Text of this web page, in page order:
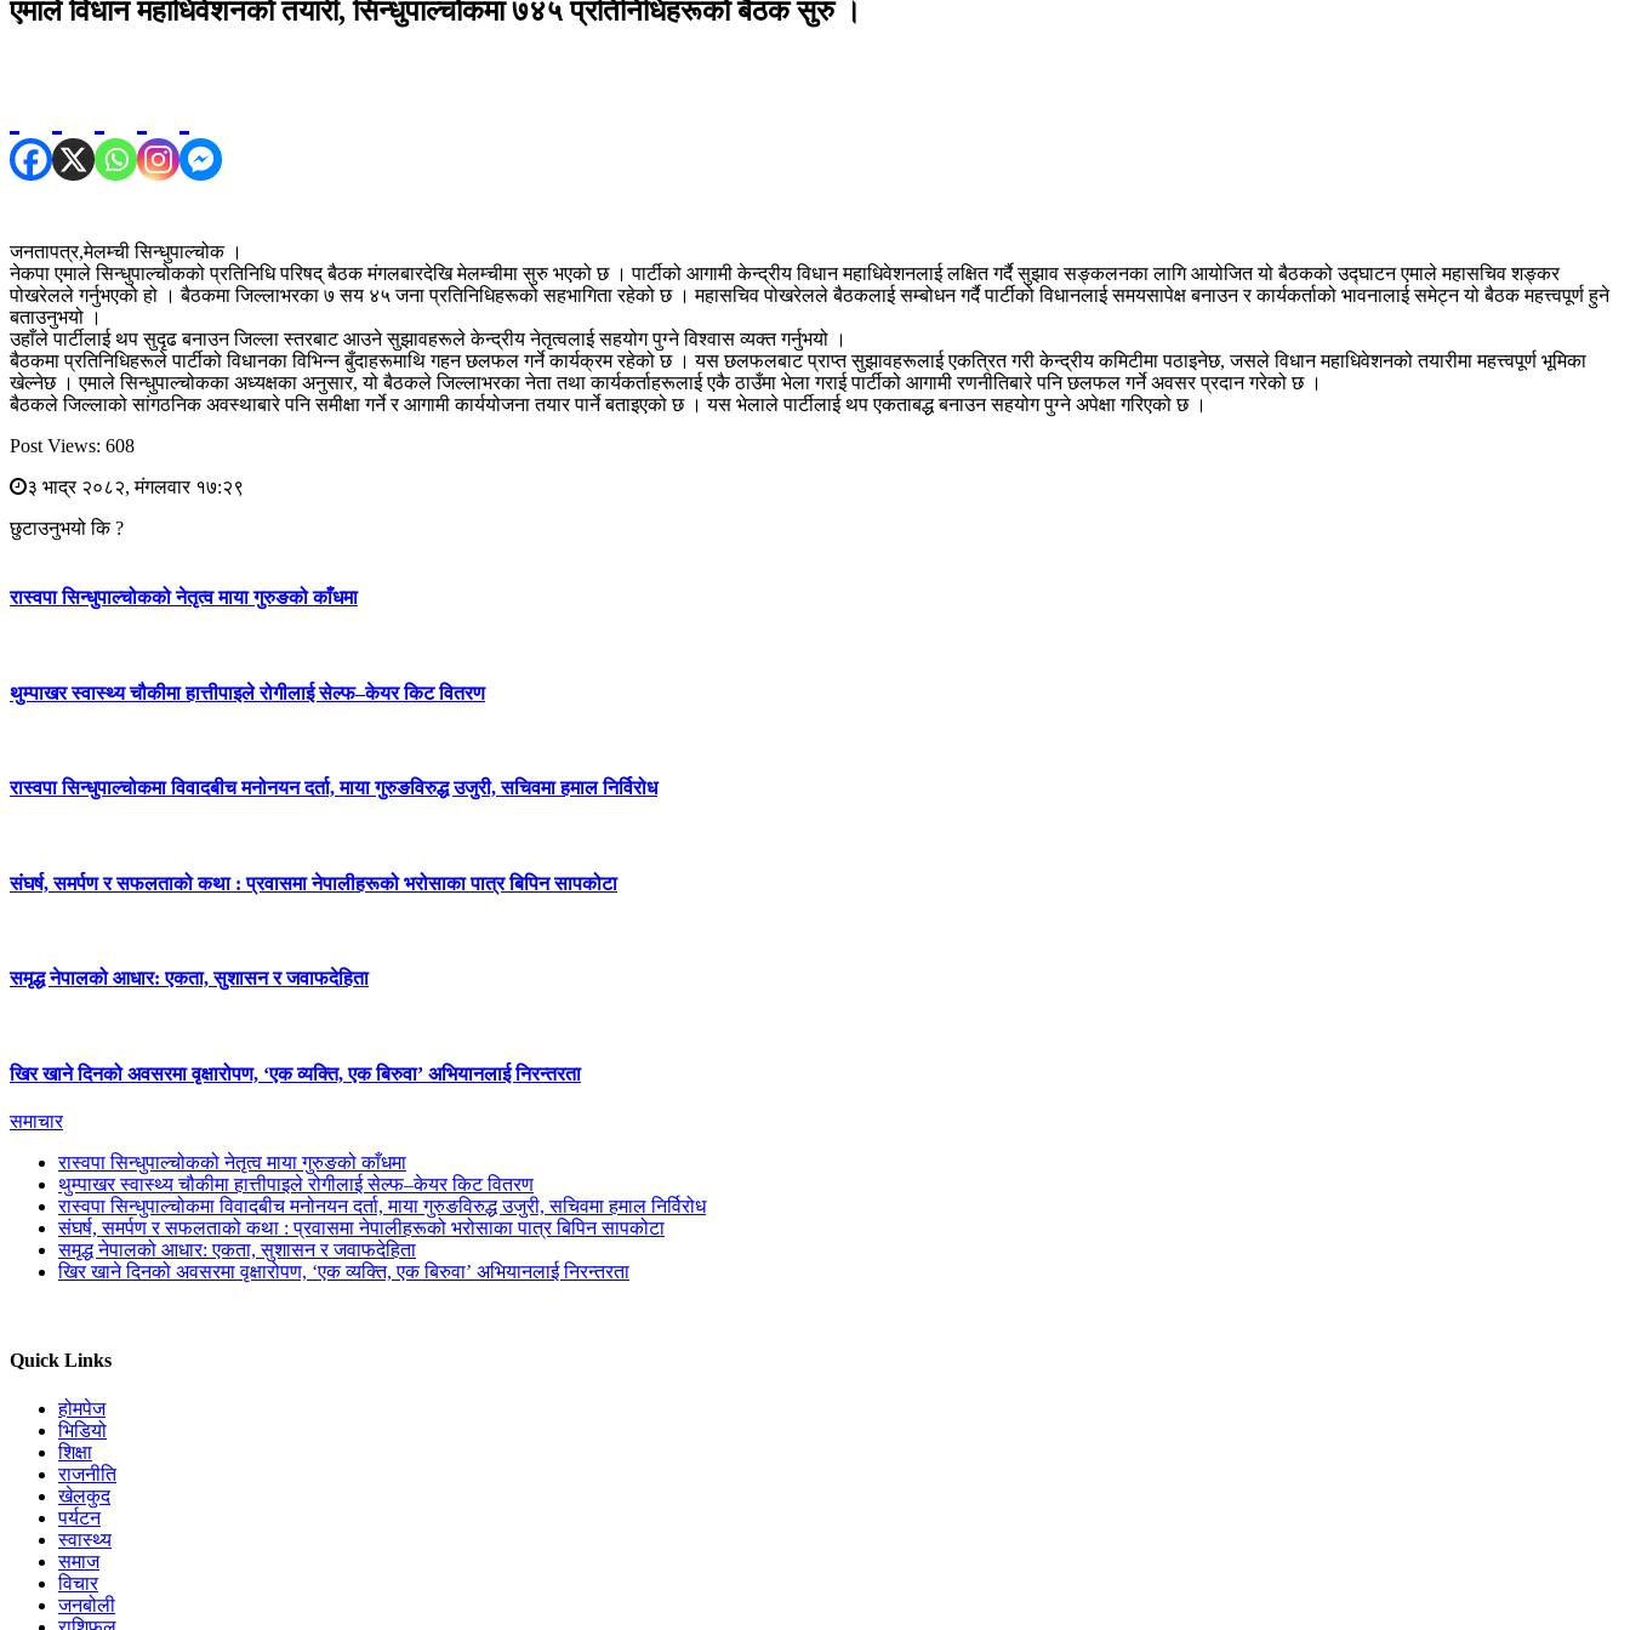
एमाले विधान महाधिवेशनको तयारी, सिन्धुपाल्चोकमा ७४५ प्रतिनिधिहरूको बैठक सुरु ।
जनतापत्र,मेलम्ची सिन्धुपाल्चोक ।
नेकपा एमाले सिन्धुपाल्चोकको प्रतिनिधि परिषद् बैठक मंगलबारदेखि मेलम्चीमा सुरु भएको छ । पार्टीको आगामी केन्द्रीय विधान महाधिवेशनलाई लक्षित गर्दै सुझाव सङ्कलनका लागि आयोजित यो बैठकको उद्घाटन एमाले महासचिव शङ्कर
पोखरेलले गर्नुभएको हो । बैठकमा जिल्लाभरका ७ सय ४५ जना प्रतिनिधिहरूको सहभागिता रहेको छ । महासचिव पोखरेलले बैठकलाई सम्बोधन गर्दै पार्टीको विधानलाई समयसापेक्ष बनाउन र कार्यकर्ताको भावनालाई समेट्न यो बैठक महत्त्वपूर्ण हुने
बताउनुभयो ।
उहाँले पार्टीलाई थप सुदृढ बनाउन जिल्ला स्तरबाट आउने सुझावहरूले केन्द्रीय नेतृत्वलाई सहयोग पुग्ने विश्वास व्यक्त गर्नुभयो ।
बैठकमा प्रतिनिधिहरूले पार्टीको विधानका विभिन्न बुँदाहरूमाथि गहन छलफल गर्ने कार्यक्रम रहेको छ । यस छलफलबाट प्राप्त सुझावहरूलाई एकत्रित गरी केन्द्रीय कमिटीमा पठाइनेछ, जसले विधान महाधिवेशनको तयारीमा महत्त्वपूर्ण भूमिका
खेल्नेछ । एमाले सिन्धुपाल्चोकका अध्यक्षका अनुसार, यो बैठकले जिल्लाभरका नेता तथा कार्यकर्ताहरूलाई एकै ठाउँमा भेला गराई पार्टीको आगामी रणनीतिबारे पनि छलफल गर्ने अवसर प्रदान गरेको छ ।
बैठकले जिल्लाको सांगठनिक अवस्थाबारे पनि समीक्षा गर्ने र आगामी कार्ययोजना तयार पार्ने बताइएको छ । यस भेलाले पार्टीलाई थप एकताबद्ध बनाउन सहयोग पुग्ने अपेक्षा गरिएको छ ।
Post Views: 608
३ भाद्र २०८२, मंगलवार १७:२९
छुटाउनुभयो कि ?
रास्वपा सिन्धुपाल्चोकको नेतृत्व माया गुरुङको काँधमा
थुम्पाखर स्वास्थ्य चौकीमा हात्तीपाइले रोगीलाई सेल्फ–केयर किट वितरण
रास्वपा सिन्धुपाल्चोकमा विवादबीच मनोनयन दर्ता, माया गुरुङविरुद्ध उजुरी, सचिवमा हमाल निर्विरोध
संघर्ष, समर्पण र सफलताको कथा : प्रवासमा नेपालीहरूको भरोसाका पात्र बिपिन सापकोटा
समृद्ध नेपालको आधार: एकता, सुशासन र जवाफदेहिता
खिर खाने दिनको अवसरमा वृक्षारोपण, ‘एक व्यक्ति, एक बिरुवा’ अभियानलाई निरन्तरता
समाचार
रास्वपा सिन्धुपाल्चोकको नेतृत्व माया गुरुङको काँधमा
थुम्पाखर स्वास्थ्य चौकीमा हात्तीपाइले रोगीलाई सेल्फ–केयर किट वितरण
रास्वपा सिन्धुपाल्चोकमा विवादबीच मनोनयन दर्ता, माया गुरुङविरुद्ध उजुरी, सचिवमा हमाल निर्विरोध
संघर्ष, समर्पण र सफलताको कथा : प्रवासमा नेपालीहरूको भरोसाका पात्र बिपिन सापकोटा
समृद्ध नेपालको आधार: एकता, सुशासन र जवाफदेहिता
खिर खाने दिनको अवसरमा वृक्षारोपण, ‘एक व्यक्ति, एक बिरुवा’ अभियानलाई निरन्तरता
Quick Links
होमपेज
भिडियो
शिक्षा
राजनीति
खेलकुद
पर्यटन
स्वास्थ्य
समाज
विचार
जनबोली